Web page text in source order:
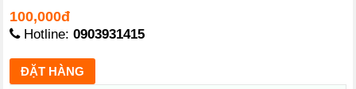
100,000đ
Hotline:0903931415